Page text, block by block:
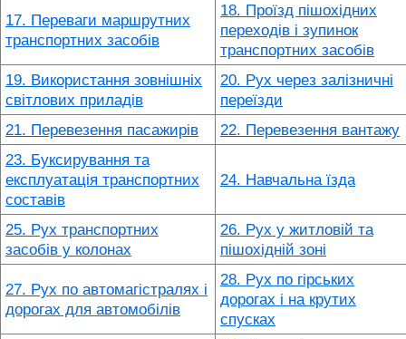
17. Переваги маршрутних
транспортних засобів
18. Проїзд пішохідних
переходів і зупинок
транспортних засобів
19. Використання зовнішніх
світлових приладів
20. Рух через залізничні
переїзди
21. Перевезення пасажирів
22. Перевезення вантажу
23. Буксирування та
експлуатація транспортних
составів
24. Навчальна їзда
25. Рух транспортних
засобів у колонах
26. Рух у житловій та
пішохідній зоні
27. Рух по автомагістралях і
дорогах для автомобілів
28. Рух по гірських
дорогах і на крутих
спусках